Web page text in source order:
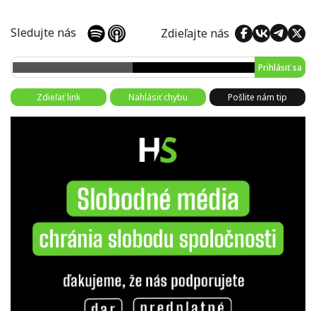
Sledujte nás Zdieľajte nás
Prihlásiť sa
Zdieľať link Nahlásiť chybu Pošlite nám tip